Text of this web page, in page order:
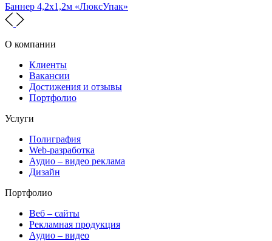
Баннер 4,2х1,2м «ЛюксУпак»
О компании
Клиенты
Вакансии
Достижения и отзывы
Портфолио
Услуги
Полиграфия
Web-разработка
Аудио – видео реклама
Дизайн
Портфолио
Веб – сайты
Рекламная продукция
Аудио – видео